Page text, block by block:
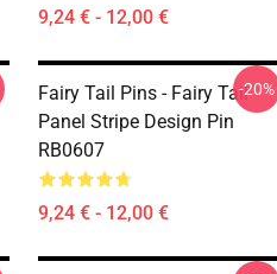
9,24 € - 12,00 €
Fairy Tail Pins - Fairy Tail
Panel Stripe Design Pin
RB0607
9,24 € - 12,00 €
-20%